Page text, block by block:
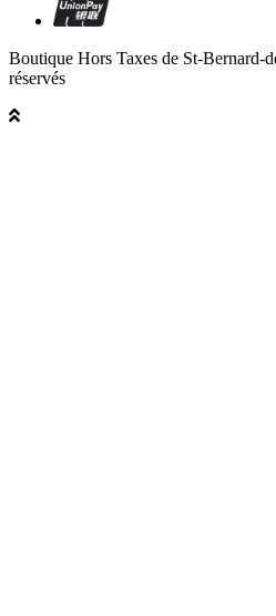
Boutique Hors Taxes de St-Bernard-
réservés